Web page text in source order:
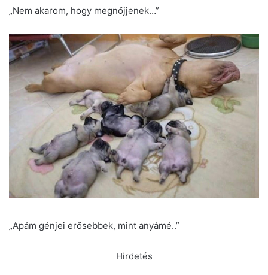
„Nem akarom, hogy megnőjjenek…”
„Apám génjei erősebbek, mint anyámé..”
Hirdetés